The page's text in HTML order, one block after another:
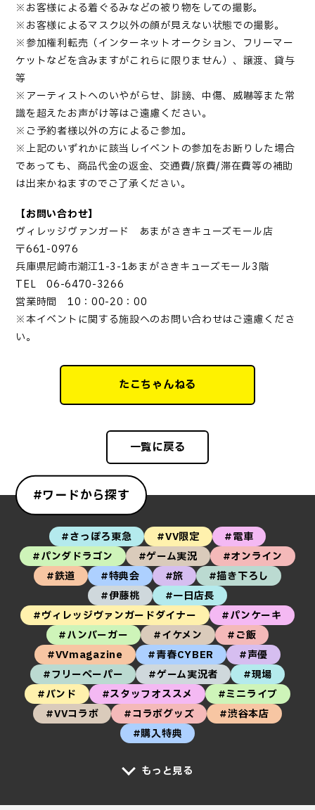
※お客様による着ぐるみなどの被り物をしての撮影。
※お客様によるマスク以外の顔が見えない状態での撮影。
※参加権利転売（インターネットオークション、フリーマー
ケットなどを含みますがこれらに限りません）、譲渡、貸与
等
※アーティストへのいやがらせ、誹謗、中傷、威嚇等また常
識を超えたお声がけ等はご遠慮ください。
※ご予約者様以外の方によるご参加。
※上記のいずれかに該当しイベントの参加をお断りした場合
であっても、商品代金の返金、交通費/旅費/滞在費等の補助
は出来かねますのでご了承ください。
【お問い合わせ】
ヴィレッジヴァンガード あまがさきキューズモール店
〒661-0976
兵庫県尼崎市潮江1-3-1あまがさきキューズモール3階
TEL 06-6470-3266
営業時間 10：00-20：00
※本イベントに関する施設へのお問い合わせはご遠慮くださ
い。
たこちゃんねる
一覧に戻る
#ワードから探す
#さっぽろ東急 #VV限定
#電車
#パンダドラゴン
#ゲーム実況
#オンライン
#鉄道
#特典会 #旅
#描き下ろし
#伊藤桃
#一日店長
#ヴィレッジヴァンガードダイナー
#パンケーキ
#ハンバーガー
#イケメン
#ご飯
#VVmagazine
#青春CYBER
#声優
#フリーペーパー
#ゲーム実況者
#現場
#バンド
#スタッフオススメ
#ミニライブ
#VVコラボ
#コラボグッズ
#渋谷本店
#購入特典
もっと見る